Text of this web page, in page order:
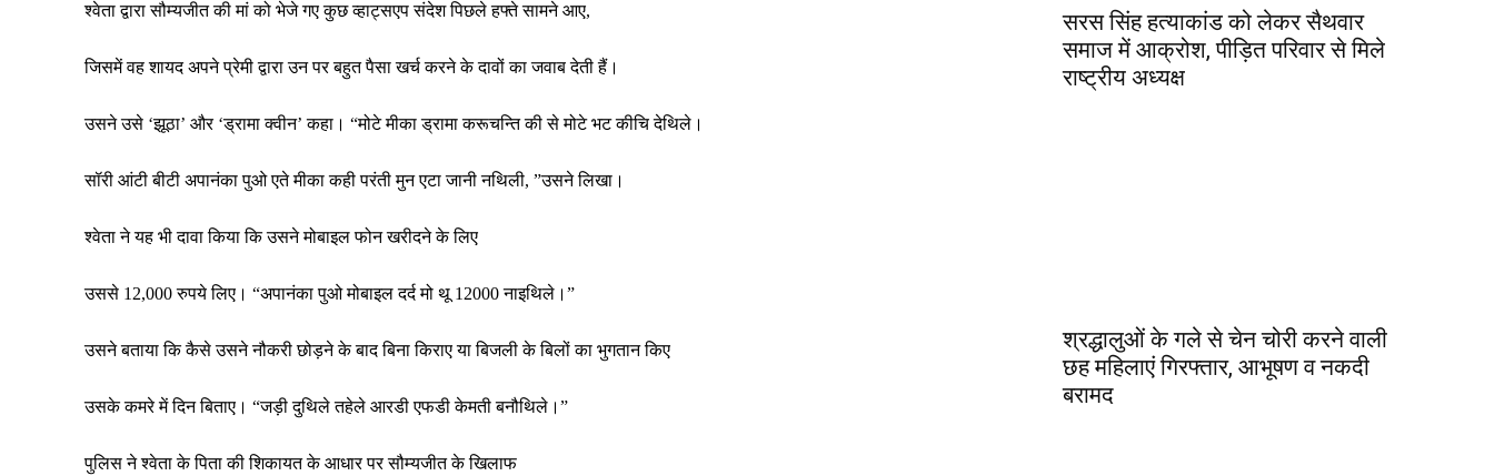
श्वेता द्वारा सौम्यजीत की मां को भेजे गए कुछ व्हाट्सएप संदेश पिछले हफ्ते सामने आए,
जिसमें वह शायद अपने प्रेमी द्वारा उन पर बहुत पैसा खर्च करने के दावों का जवाब देती हैं।
उसने उसे ‘झूठा’ और ‘ड्रामा क्वीन’ कहा। “मोटे मीका ड्रामा करूचन्ति की से मोटे भट कीचि देथिले।
सॉरी आंटी बीटी अपानंका पुओ एते मीका कही परंती मुन एटा जानी नथिली, ”उसने लिखा।
श्वेता ने यह भी दावा किया कि उसने मोबाइल फोन खरीदने के लिए
उससे 12,000 रुपये लिए। “अपानंका पुओ मोबाइल दर्द मो थू 12000 नाइथिले।”
उसने बताया कि कैसे उसने नौकरी छोड़ने के बाद बिना किराए या बिजली के बिलों का भुगतान किए
उसके कमरे में दिन बिताए। “जड़ी दुथिले तहेले आरडी एफडी केमती बनौथिले।”
पुलिस ने श्वेता के पिता की शिकायत के आधार पर सौम्यजीत के खिलाफ
सरस सिंह हत्याकांड को लेकर सैथवार
समाज में आक्रोश, पीड़ित परिवार से मिले
राष्ट्रीय अध्यक्ष
श्रद्धालुओं के गले से चेन चोरी करने वाली
छह महिलाएं गिरफ्तार, आभूषण व नकदी
बरामद